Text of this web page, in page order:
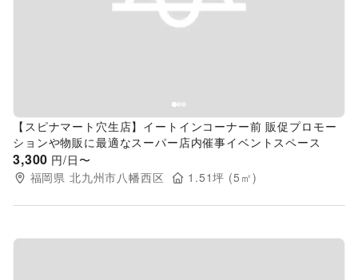
Previous slide
【スピナマート穴生店】イートインコーナー前 販促プロモー
ションや物販に最適なスーパー店内催事イベントスペース
3,300 円/日〜
福岡県 北九州市八幡西区 1.51坪 (5 ㎡)